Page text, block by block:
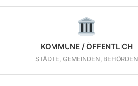
KOMMUNE / ÖFFENTLICH
STÄDTE, GEMEINDEN, BEHÖRDEN